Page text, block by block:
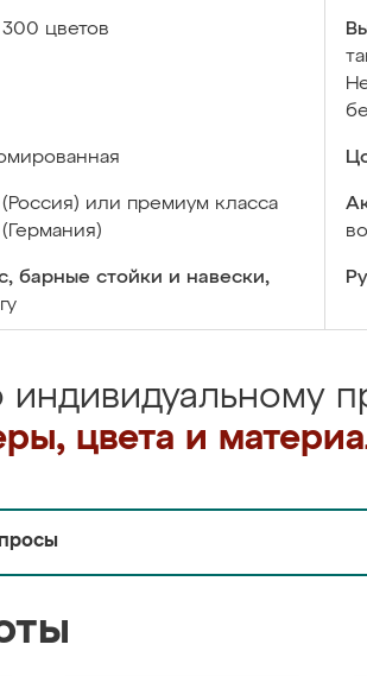
цветов
(Россия) или премиум класса
барные стойки и навески,
индивидуальному
цвета и